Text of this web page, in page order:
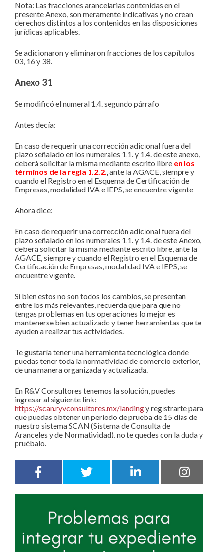
Nota: Las fracciones arancelarias contenidas en el
presente Anexo, son meramente indicativas y no crean
derechos distintos a los contenidos en las disposiciones
jurídicas aplicables.
Se adicionaron y eliminaron fracciones de los capítulos
03, 16 y 38.
Anexo 31
Se modificó el numeral 1.4. segundo párrafo
Antes decía:
En caso de requerir una corrección adicional fuera del
plazo señalado en los numerales 1.1. y 1.4. de este anexo,
deberá solicitar la misma mediante escrito libre en los
términos de la regla 1.2.2. ante la AGACE, siempre y
cuando el Registro en el Esquema de Certificación de
Empresas, modalidad IVA e IEPS, se encuentre vigente
Ahora dice:
En caso de requerir una corrección adicional fuera del
plazo señalado en los numerales 1.1. y 1.4. de este Anexo,
deberá solicitar la misma mediante escrito libre, ante la
AGACE, siempre y cuando el Registro en el Esquema de
Certificación de Empresas, modalidad IVA e IEPS, se
encuentre vigente.
Si bien estos no son todos los cambios, se presentan
entre los más relevantes, recuerda que para que no
tengas problemas en tus operaciones lo mejor es
mantenerse bien actualizado y tener herramientas que te
ayuden a realizar tus actividades.
Te gustaría tener una herramienta tecnológica donde
puedas tener toda la normatividad de comercio exterior,
de una manera organizada y actualizada.
En R&V Consultores tenemos la solución, puedes
ingresar al siguiente link:
https://scan.ryvconsultores.mx/landingy registrarte para
que puedas obtener un periodo de prueba de 15 días de
nuestro sistema SCAN (Sistema de Consulta de
Aranceles y de Normatividad), no te quedes con la duda y
pruébalo.